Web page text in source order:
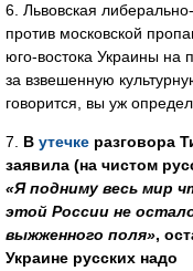
6. Львовская
против московской
юго-востока Украины на
за взвешенную
говорится, вы уж
7. В утечке разговора
заявила (на чистом
«Я подниму весь мир
этой России не
выжженного поля»,
Украине русских надо